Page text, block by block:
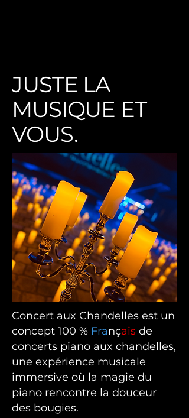
JUSTE LA
MUSIQUE ET
VOUS.
Concert aux Chandelles est un
concept 100 % Français de
concerts piano aux chandelles,
une expérience musicale
immersive où la magie du
piano rencontre la douceur
des bougies.